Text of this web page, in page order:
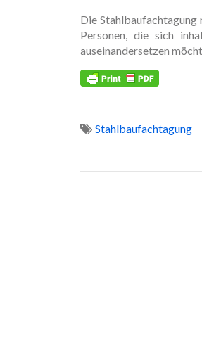
Die Stahlbaufachtagung
Personen, die sich
auseinandersetzen
Stahlbaufachtagung